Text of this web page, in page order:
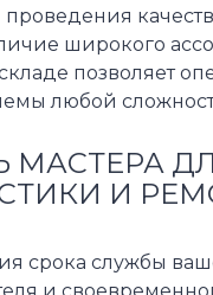
широкого
позволяет
любой
МАСТЕРА
И
срока службы